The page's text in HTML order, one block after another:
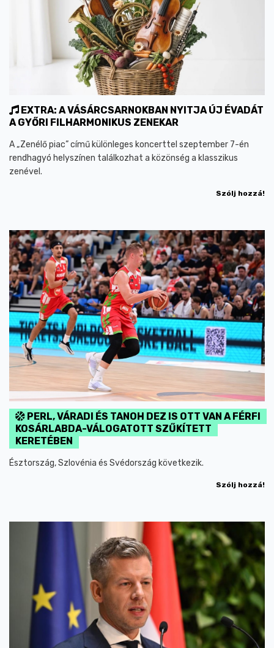
EXTRA: A VÁSÁRCSARNOKBAN NYITJA ÚJ ÉVADÁT
A GYŐRI FILHARMONIKUS ZENEKAR
A „Zenélő piac” című különleges koncerttel szeptember 7-én
rendhagyó helyszínen találkozhat a közönség a klasszikus
zenével.
Szólj hozzá!
PERL, VÁRADI ÉS TANOH DEZ IS OTT VAN A FÉRFI
KOSÁRLABDA-VÁLOGATOTT SZŰKÍTETT
KERETÉBEN
Észtország, Szlovénia és Svédország következik.
Szólj hozzá!